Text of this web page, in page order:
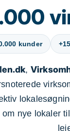
kunder
,
nye lokaler